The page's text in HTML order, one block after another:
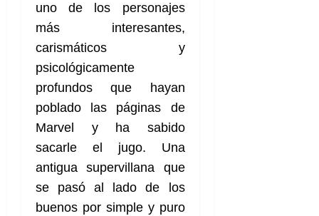
uno de los personajes
más interesantes,
carismáticos y
psicológicamente
profundos que hayan
poblado las páginas de
Marvel y ha sabido
sacarle el jugo. Una
antigua supervillana que
se pasó al lado de los
buenos por simple y puro